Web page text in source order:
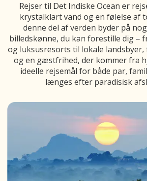
Rejser til Det Indiske Ocean er
krystalklart vand og en følelse af
denne del af verden byder på
billedskønne, du kan forestille dig –
og luksusresorts til lokale
og en gæstfrihed, der kommer fra
ideelle rejsemål for både par,
længes efter paradisisk